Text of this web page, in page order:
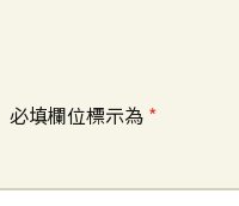
必填欄位標示為 *